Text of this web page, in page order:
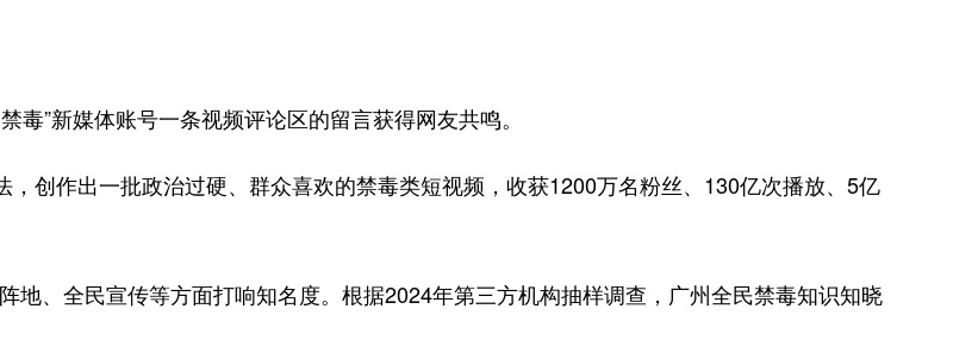
”新媒体账号一条视频评论区的留言获得网友共鸣。
创作出一批政治过硬、群众喜欢的禁毒类短视频，收获1200万名粉丝、130亿次播放、5亿
、全民宣传等方面打响知名度。根据2024年第三方机构抽样调查，广州全民禁毒知识知晓